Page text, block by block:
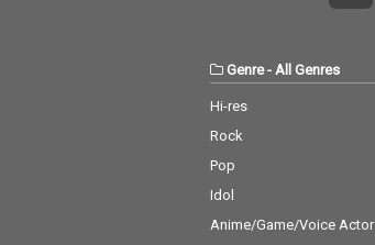
Genre- All Genres
Hi-res
Rock
Pop
Idol
Anime/Game/Voice Actor